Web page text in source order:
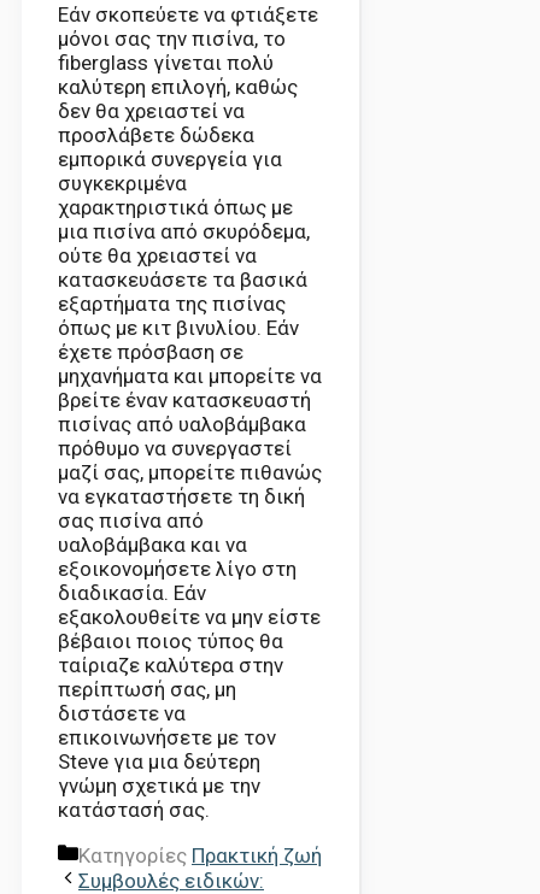
Εάν σκοπεύετε να φτιάξετε
μόνοι σας την πισίνα, το
fiberglass γίνεται πολύ
καλύτερη επιλογή, καθώς
δεν θα χρειαστεί να
προσλάβετε δώδεκα
εμπορικά συνεργεία για
συγκεκριμένα
χαρακτηριστικά όπως με
μια πισίνα από σκυρόδεμα,
ούτε θα χρειαστεί να
κατασκευάσετε τα βασικά
εξαρτήματα της πισίνας
όπως με κιτ βινυλίου. Εάν
έχετε πρόσβαση σε
μηχανήματα και μπορείτε να
βρείτε έναν κατασκευαστή
πισίνας από υαλοβάμβακα
πρόθυμο να συνεργαστεί
μαζί σας, μπορείτε πιθανώς
να εγκαταστήσετε τη δική
σας πισίνα από
υαλοβάμβακα και να
εξοικονομήσετε λίγο στη
διαδικασία. Εάν
εξακολουθείτε να μην είστε
βέβαιοι ποιος τύπος θα
ταίριαζε καλύτερα στην
περίπτωσή σας, μη
διστάσετε να
επικοινωνήσετε με τον
Steve για μια δεύτερη
γνώμη σχετικά με την
κατάστασή σας.
Κατηγορίες Πρακτική ζωή
Συμβουλές ειδικών: